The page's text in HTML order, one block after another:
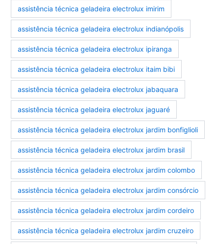
assistência técnica geladeira electrolux imirim
assistência técnica geladeira electrolux indianópolis
assistência técnica geladeira electrolux ipiranga
assistência técnica geladeira electrolux itaim bibi
assistência técnica geladeira electrolux jabaquara
assistência técnica geladeira electrolux jaguaré
assistência técnica geladeira electrolux jardim bonfiglioli
assistência técnica geladeira electrolux jardim brasil
assistência técnica geladeira electrolux jardim colombo
assistência técnica geladeira electrolux jardim consórcio
assistência técnica geladeira electrolux jardim cordeiro
assistência técnica geladeira electrolux jardim cruzeiro